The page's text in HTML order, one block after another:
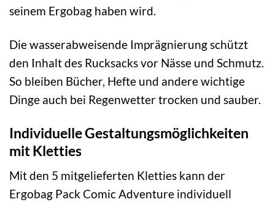
seinem Ergobag haben wird.
Die wasserabweisende Imprägnierung schützt
den Inhalt des Rucksacks vor Nässe und Schmutz.
So bleiben Bücher, Hefte und andere wichtige
Dinge auch bei Regenwetter trocken und sauber.
Individuelle Gestaltungsmöglichkeiten
mit Kletties
Mit den 5 mitgelieferten Kletties kann der
Ergobag Pack Comic Adventure individuell